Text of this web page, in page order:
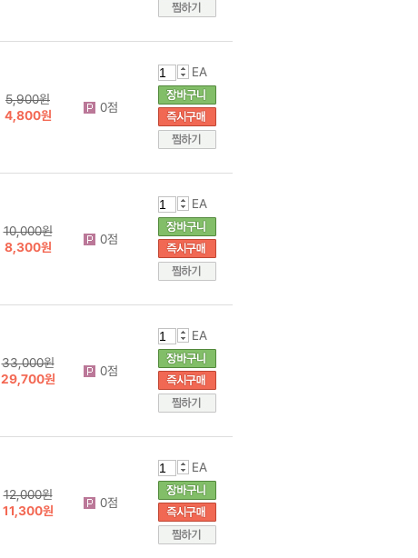
5,900원
4,800원
0점
EA
10,000원
8,300원
0점
EA
33,000원
29,700원
0점
EA
12,000원
11,300원
0점
EA